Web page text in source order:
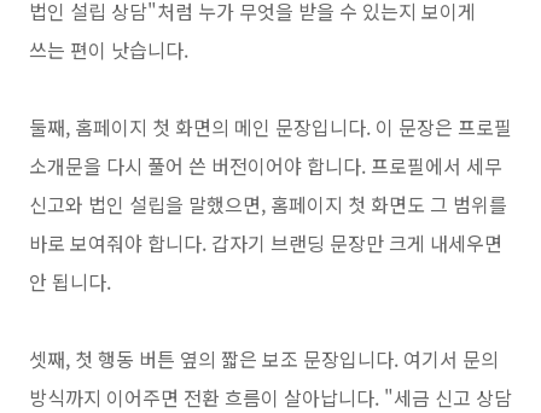
법인 설립 상담"처럼 누가 무엇을 받을 수 있는지 보이게
쓰는 편이 낫습니다.
둘째, 홈페이지 첫 화면의 메인 문장입니다. 이 문장은 프로필
소개문을 다시 풀어 쓴 버전이어야 합니다. 프로필에서 세무
신고와 법인 설립을 말했으면, 홈페이지 첫 화면도 그 범위를
바로 보여줘야 합니다. 갑자기 브랜딩 문장만 크게 내세우면
안 됩니다.
셋째, 첫 행동 버튼 옆의 짧은 보조 문장입니다. 여기서 문의
방식까지 이어주면 전환 흐름이 살아납니다. "세금 신고 상담